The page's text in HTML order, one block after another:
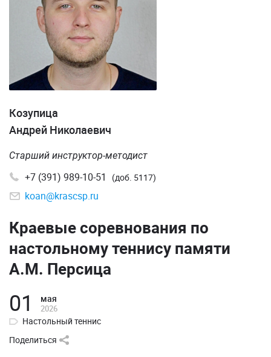
Козупица
Андрей Николаевич
Старший инструктор-методист
+7 (391) 989-10-51 (доб. 5117)
koan@krascsp.ru
Краевые соревнования по
настольному теннису памяти
А.М. Персица
01 мая
2026
Настольный теннис
Поделиться